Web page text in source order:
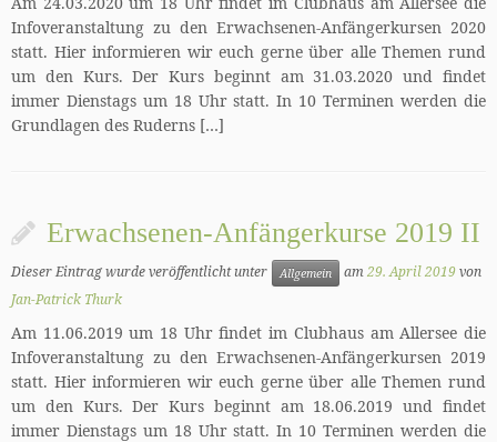
Infoveranstaltung zu den Erwachsenen-Anfängerkursen 2020
statt. Hier informieren wir euch gerne über alle Themen rund
um den Kurs. Der Kurs beginnt am 31.03.2020 und findet
immer Dienstags um 18 Uhr statt. In 10 Terminen werden die
Grundlagen des Ruderns […]
Erwachsenen-Anfängerkurse 2019 II
Dieser Eintrag wurde veröffentlicht unter Allgemein am29. April 2019von
Jan-Patrick Thurk
Am 11.06.2019 um 18 Uhr findet im Clubhaus am Allersee die
Infoveranstaltung zu den Erwachsenen-Anfängerkursen 2019
statt. Hier informieren wir euch gerne über alle Themen rund
um den Kurs. Der Kurs beginnt am 18.06.2019 und findet
immer Dienstags um 18 Uhr statt. In 10 Terminen werden die